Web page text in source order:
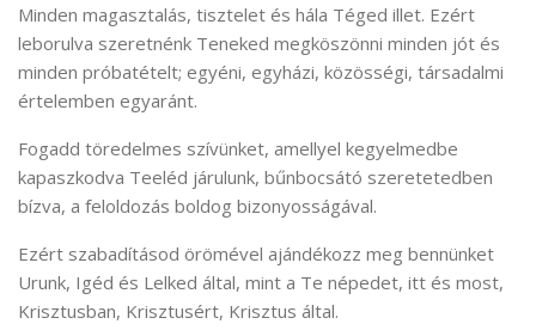
Minden magasztalás, tisztelet és hála Téged illet. Ezért
leborulva szeretnénk Teneked megköszönni minden jót és
minden próbatételt; egyéni, egyházi, közösségi, társadalmi
értelemben egyaránt.
Fogadd töredelmes szívünket, amellyel kegyelmedbe
kapaszkodva Teeléd járulunk, bűnbocsátó szeretetedben
bízva, a feloldozás boldog bizonyosságával.
Ezért szabadításod örömével ajándékozz meg bennünket
Urunk, Igéd és Lelked által, mint a Te népedet, itt és most,
Krisztusban, Krisztusért, Krisztus által.